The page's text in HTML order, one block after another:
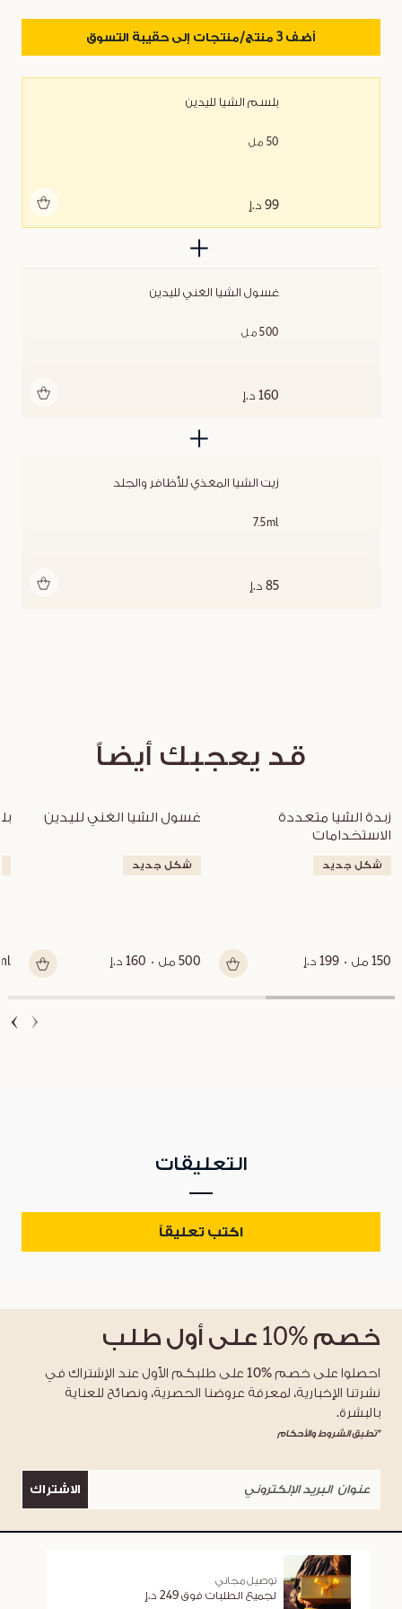
بلسم الشيا لليدين
50 مل
99 د.إ
غسول الشيا الغني لليدين
500 مل
160 د.إ
زيت الشيا المغذي للأظافر والجلد
7.5ml
85 د.إ
أضف 3 منتج/منتجات إلى حقيبة التسوق
قد يعجبك أيضاً
الاستخدامات
شكل جديد
150 مل 199 د.إ
غسول الشيا الغني لليدين
شكل جديد
500 مل 160 د.إ
التعليقات
اكتب تعليقاً
خصم %10 على أول طلب
احصلوا على خصم %10 على طلبكم الأول عند الإشتراك في
نشرتنا الإخبارية، لمعرفة عروضنا الحصرية، ونصائح للعناية
بالبشرة.
*تطبق الشروط والأحكام
الاشتراك
توصيل مجاني
لجميع الطلبات فوق 249 د.إ